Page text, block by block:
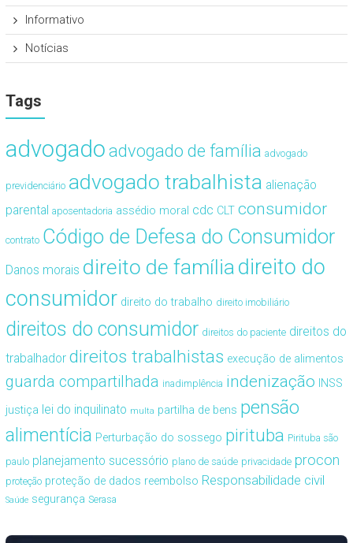
Informativo
Notícias
Tags
advogado advogado de família advogado
previdenciário advogado trabalhista alienação
parental aposentadoria assédio moral cdc CLT consumidor
contrato Código de Defesa do Consumidor
Danos morais direito de famíliadireito do
consumidor direito do trabalho direito imobiliário
direitos do consumidor direitos do paciente direitos do
trabalhador direitos trabalhistas execução de alimentos
guarda compartilhada inadimplência indenização INSS
justiça lei do inquilinato multa partilha de bens pensão
alimentícia Perturbação do sossego pirituba Pirituba são
paulo planejamento sucessório plano de saúde privacidade procon
proteção proteção de dados reembolso Responsabilidade civil
Saúde segurança Serasa